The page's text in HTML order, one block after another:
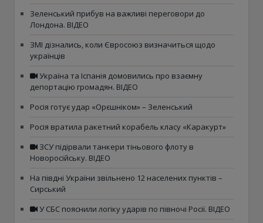
Зеленський прибув на важливі переговори до
Лондона. ВІДЕО
ЗМІ дізнались, коли Євросоюз визначиться щодо
українців
Україна та Іспанія домовились про взаємну
депортацію громадян. ВІДЕО
Росія готує удар «Орєшніком» – Зеленський
Росія вратила ракетний корабель класу «Каракурт»
ЗСУ підірвали танкери тіньового флоту в
Новоросійську. ВІДЕО
На півдні України звільнено 12 населених пунктів –
Сирський
У СБС пояснили логіку ударів по півночі Росії. ВІДЕО